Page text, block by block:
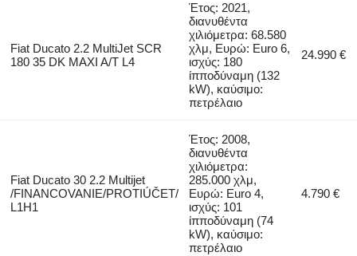
Fiat Ducato 2.2 MultiJet SCR
180 35 DK MAXI A/T L4
Έτος: 2021,
διανυθέντα
χιλιόμετρα: 68.580
χλμ, Ευρώ: Euro 6,
ισχύς: 180
ίπποδύναμη (132
kW), καύσιμο:
πετρέλαιο
24.990 €
Fiat Ducato 30 2.2 Multijet
/FINANCOVANIE/PROTIÚČET/
L1H1
Έτος: 2008,
διανυθέντα
χιλιόμετρα:
285.000 χλμ,
Ευρώ: Euro 4,
ισχύς: 101
ίπποδύναμη (74
kW), καύσιμο:
πετρέλαιο
4.790 €